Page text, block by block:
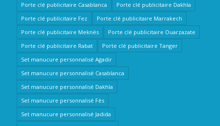
Porte clé publicitaire Casablanca
Porte clé publicitaire Dakhla
Porte clé publicitaire Fez
Porte clé publicitaire Marrakech
Porte clé publicitaire Meknès
Porte clé publicitaire Ouarzazate
Porte clé publicitaire Rabat
Porte clé publicitaire Tanger
Set manucure personnalisé Agadir
Set manucure personnalisé Casablanca
Set manucure personnalisé Dakhla
Set manucure personnalisé Fès
Set manucure personnalisé Jadida